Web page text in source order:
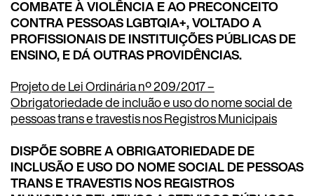
COMBATE À VIOLÊNCIA E AO PRECONCEITO
CONTRA PESSOAS LGBTQIA+, VOLTADO A
PROFISSIONAIS DE INSTITUIÇÕES PÚBLICAS DE
ENSINO, E DÁ OUTRAS PROVIDÊNCIAS.
Projeto de Lei Ordinária nº 209/2017 –
Obrigatoriedade de incluão e uso do nome social de
pessoas trans e travestis nos Registros Municipais
DISPÕE SOBRE A OBRIGATORIEDADE DE
INCLUSÃO E USO DO NOME SOCIAL DE PESSOAS
TRANS E TRAVESTIS NOS REGISTROS